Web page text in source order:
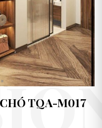
TQA-M017